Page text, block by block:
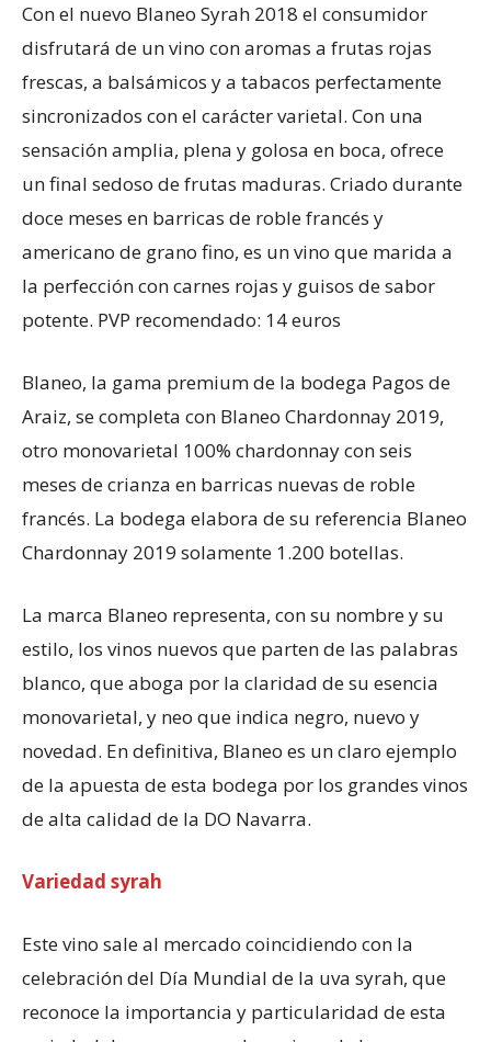
Con el nuevo Blaneo Syrah 2018 el consumidor
disfrutará de un vino con aromas a frutas rojas
frescas, a balsámicos y a tabacos perfectamente
sincronizados con el carácter varietal. Con una
sensación amplia, plena y golosa en boca, ofrece
un final sedoso de frutas maduras. Criado durante
doce meses en barricas de roble francés y
americano de grano fino, es un vino que marida a
la perfección con carnes rojas y guisos de sabor
potente. PVP recomendado: 14 euros
Blaneo, la gama premium de la bodega Pagos de
Araiz, se completa con Blaneo Chardonnay 2019,
otro monovarietal 100% chardonnay con seis
meses de crianza en barricas nuevas de roble
francés. La bodega elabora de su referencia Blaneo
Chardonnay 2019 solamente 1.200 botellas.
La marca Blaneo representa, con su nombre y su
estilo, los vinos nuevos que parten de las palabras
blanco, que aboga por la claridad de su esencia
monovarietal, y neo que indica negro, nuevo y
novedad. En definitiva, Blaneo es un claro ejemplo
de la apuesta de esta bodega por los grandes vinos
de alta calidad de la DO Navarra.
Variedad syrah
Este vino sale al mercado coincidiendo con la
celebración del Día Mundial de la uva syrah, que
reconoce la importancia y particularidad de esta